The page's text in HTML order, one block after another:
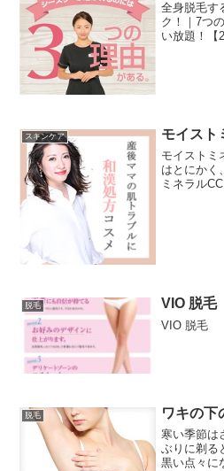
全身脱毛す
ク！｜7つ
い放題！【
スキンケア モイスト
モイストミ
はとにかく
ミネラル
脱毛 VIO 脱毛
VIO 脱毛
脱毛 ワキの下
寒い季節は
ぶりに剃る
黒い点々に